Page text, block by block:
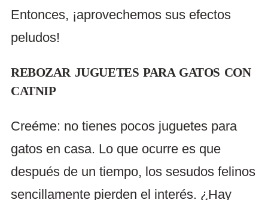
Entonces, ¡aprovechemos sus efectos
peludos!
REBOZAR JUGUETES PARA GATOS CON
CATNIP
Creéme: no tienes pocos juguetes para
gatos en casa. Lo que ocurre es que
después de un tiempo, los sesudos felinos
sencillamente pierden el interés. ¿Hay